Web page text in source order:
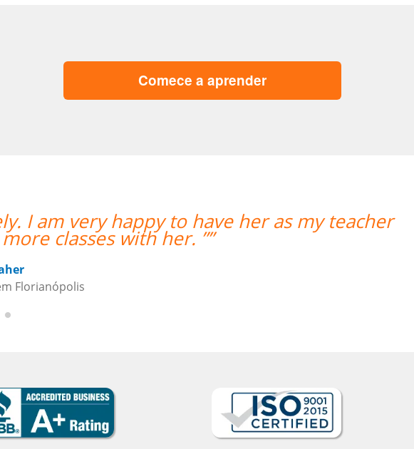
Comece a aprender
happy to have her as my teacher
with her. ””
“”O